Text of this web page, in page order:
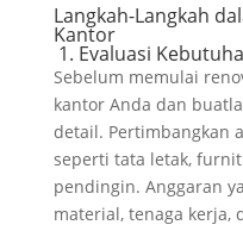
Langkah-Langkah
Kantor
1. Evaluasi
Sebelum memulai
kantor Anda dan
detail. Pertimbangkan
seperti tata letak,
pendingin. Anggaran
material, tenaga kerja,